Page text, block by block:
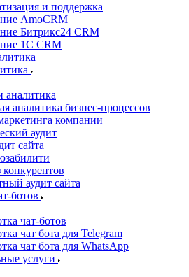
и поддержка
AmoCRM
Битрикс24 CRM
1C CRM
аналитика
аналитика бизнес-процессов
компании
аудит
сайта
аудит сайта
ботов
чат-ботов
чат бота для Telegram
чат бота для WhatsApp
услуги